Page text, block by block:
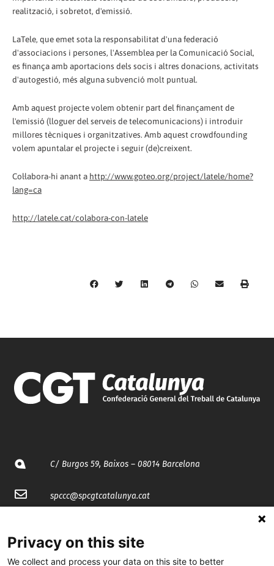
realització, i sobretot, d'emissió.
LaTele, que emet sota la responsabilitat d'una federació
d'associacions i persones, l'Assemblea per la Comunicació Social,
es finança amb aportacions dels socis i altres donacions, activitats
d'autogestió, més alguna subvenció molt puntual.
Amb aquest projecte volem obtenir part del finançament de
l'emissió (lloguer del serveis de telecomunicacions) i introduir
millores tècniques i organitzatives. Amb aquest crowdfounding
volem apuntalar el projecte i seguir (de)creixent.
Col·labora-hi anant a http://www.goteo.org/project/latele/home?
lang=ca
http://latele.cat/colabora-con-latele
C/ Burgos 59, Baixos – 08014 Barcelona
spccc@spcgtcatalunya.cat
@CGTCatalunya
Privacy on this site
We collect and process your data on this site to better